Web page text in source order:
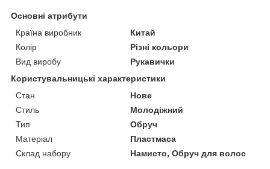
Основні атрибути
Країна виробник
Китай
Колір
Різні кольори
Вид виробу
Рукавички
Користувальницькі характеристики
Стан
Нове
Стиль
Молодіжний
Тип
Обруч
Матеріал
Пластмаса
Склад набору
Намисто, Обруч для волос